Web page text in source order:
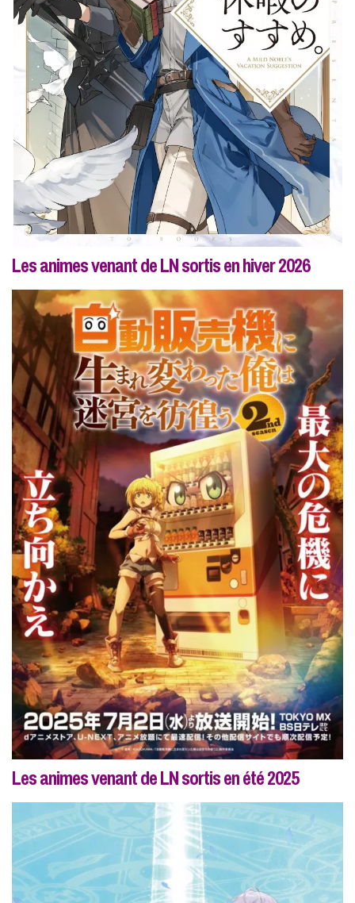
Les animes venant de LN sortis en hiver 2026
Les animes venant de LN sortis en été 2025